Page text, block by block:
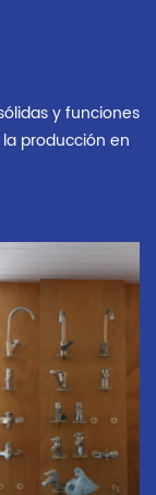
y funciones
producción en